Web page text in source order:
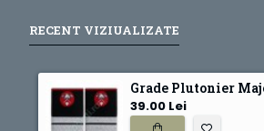
RECENT VIZIUALIZATE
39.00 Lei